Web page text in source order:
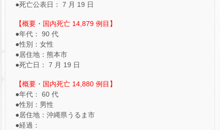
●死亡公表日： 7 月 19 日
【概要・国内死亡 14,879 例目】
●年代： 90 代
●性別：女性
●居住地：熊本市
●死亡日： 7 月 19 日
【概要・国内死亡 14,880 例目】
●年代： 60 代
●性別：男性
●居住地：沖縄県うるま市
●経過：